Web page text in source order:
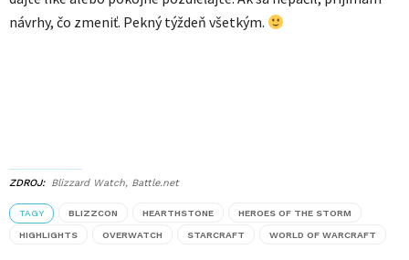
návrhy, čo zmeniť. Pekný týždeň všetkým.
ZDROJ Blizzard Watch, Battle.net
TAGY BLIZZCON HEARTHSTONE HEROES OF THE STORM
HIGHLIGHTS OVERWATCH STARCRAFT WORLD OF WARCRAFT